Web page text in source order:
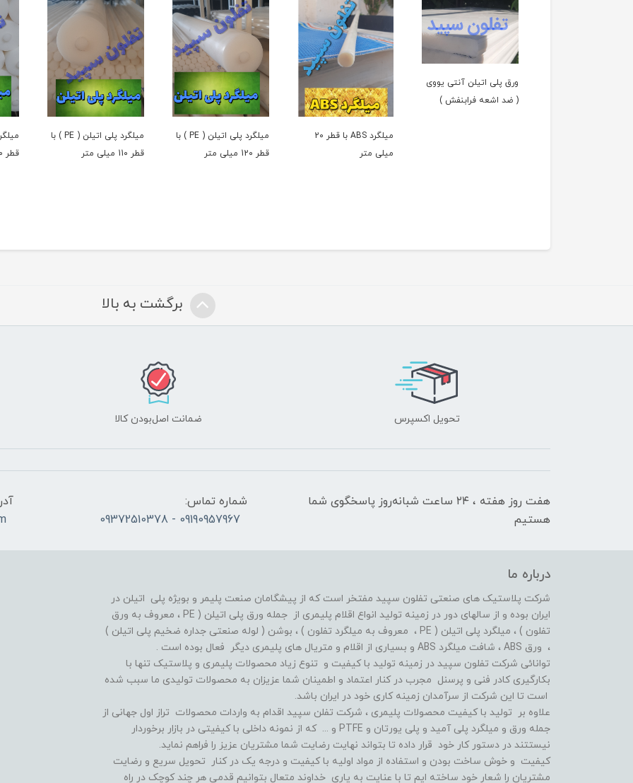
ورق پلی اتیلن آنتی یووی
( ضد اشعه فرابنفش )
میلگرد ABS با قطر 2۰
میلی متر
میلگرد پلی اتیلن ( PE ) با
قطر 12۰ میلی متر
میلگرد پلی اتیلن ( PE ) با
قطر 11۰ میلی متر
قطر 10۰ میلی متر
برگشت به بالا
تحویل اکسپرس ضمانت اصل‌بودن کالا
هفت روز هفته ، ۲۴ ساعت شبانه‌روز پاسخگوی شما
هستیم
شماره تماس:
09190957967 - 09372510378
درباره ما
شرکت پلاستیک های صنعتی تفلون سپید مفتخر است که از پیشگامان صنعت پلیمر و بویژه پلی اتیلن در
ایران بوده و از سالهای دور در زمینه تولید انواع اقلام پلیمری از جمله ورق پلی اتیلن ( PE ، معروف به ورق
تفلون ) ، میلگرد پلی اتیلن ( PE ، معروف به میلگرد تفلون ) ، بوشن ( لوله صنعتی جداره ضخیم پلی اتیلن )
، ورق ABS ، شافت میلگرد ABS و بسیاری از اقلام و متریال های پلیمری دیگر فعال بوده است .
توانائی شرکت تفلون سپید در زمینه تولید با کیفیت و تنوع زیاد محصولات پلیمری و پلاستیک تنها با
بکارگیری کادر فنی و پرسنل مجرب در کنار اعتماد و اطمینان شما عزیزان به محصولات تولیدی ما سبب شده
است تا این شرکت از سرآمدان زمینه کاری خود در ایران باشد.
علاوه بر تولید با کیفیت محصولات پلیمری ، شرکت تفلن سپید اقدام به واردات محصولات تراز اول جهانی از
جمله ورق و میلگرد پلی آمید و پلی یورتان و PTFE و ... که از نمونه داخلی با کیفیتی در بازار برخوردار
نیستتند در دستور کار خود قرار داده تا بتواند نهایت رضایت شما مشتریان عزیز را فراهم نماید.
کیفیت و خوش ساخت بودن و استفاده از مواد اولیه با کیفیت و درجه یک در کنار تحویل سریع و رضایت
مشتریان را شعار خود ساخته ایم تا با عنایت به یاری خداوند متعال بتوانیم قدمی هر چند کوچک در راه